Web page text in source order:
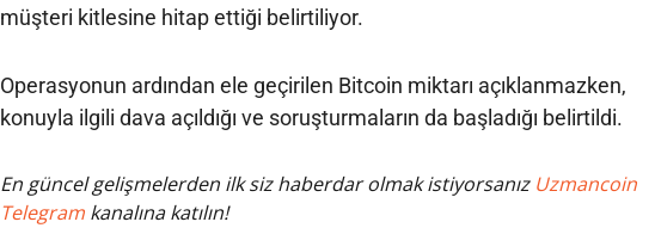
müşteri kitlesine hitap ettiği belirtiliyor.
Operasyonun ardından ele geçirilen Bitcoin miktarı açıklanmazken,
konuyla ilgili dava açıldığı ve soruşturmaların da başladığı belirtildi.
En güncel gelişmelerden ilk siz haberdar olmak istiyorsanız Uzmancoin
Telegram kanalına katılın!